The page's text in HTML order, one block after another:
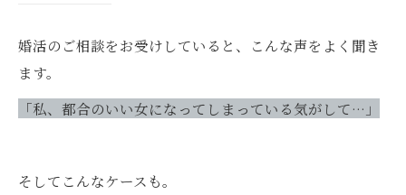
婚活のご相談をお受けしていると、こんな声をよく聞き
ます。
「私、都合のいい女になってしまっている気がして…」
そしてこんなケースも。